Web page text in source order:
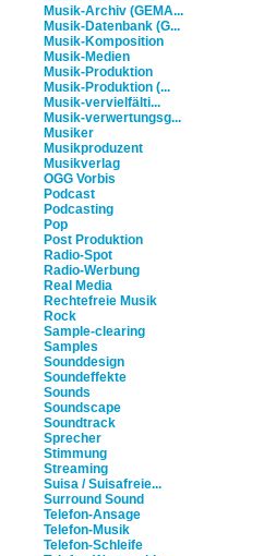
Musik-Archiv (GEMA...
Musik-Datenbank (G...
Musik-Komposition
Musik-Medien
Musik-Produktion
Musik-Produktion (...
Musik-vervielfälti...
Musik-verwertungsg...
Musiker
Musikproduzent
Musikverlag
OGG Vorbis
Podcast
Podcasting
Pop
Post Produktion
Radio-Spot
Radio-Werbung
Real Media
Rechtefreie Musik
Rock
Sample-clearing
Samples
Sounddesign
Soundeffekte
Sounds
Soundscape
Soundtrack
Sprecher
Stimmung
Streaming
Suisa / Suisafreie...
Surround Sound
Telefon-Ansage
Telefon-Musik
Telefon-Schleife